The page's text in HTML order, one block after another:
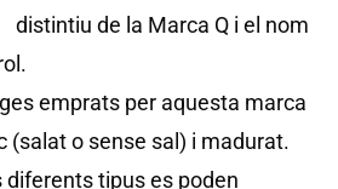
distintiu de la Marca Q i el nom
emprats per aquesta marca
(salat o sense sal) i madurat.
diferents tipus es poden